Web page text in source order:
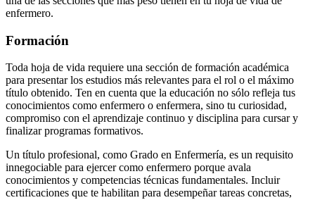
enfermero.
Formación
Toda hoja de vida requiere una sección de formación académica
para presentar los estudios más relevantes para el rol o el máximo
título obtenido. Ten en cuenta que la educación no sólo refleja tus
conocimientos como enfermero o enfermera, sino tu curiosidad,
compromiso con el aprendizaje continuo y disciplina para cursar y
finalizar programas formativos.
Un título profesional, como Grado en Enfermería, es un requisito
innegociable para ejercer como enfermero porque avala
conocimientos y competencias técnicas fundamentales. Incluir
certificaciones que te habilitan para desempeñar tareas concretas,